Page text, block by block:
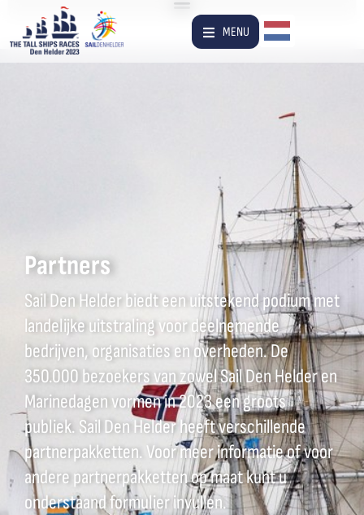
MENU
Partners
Sail Den Helder biedt een uitstekend podium met
landelijke uitstraling voor deelnemende
bedrijven, organisaties en overheden. De
350.000 bezoekers van zowel Sail Den Helder en
Marinedagen vormen in 2023 een groots
publiek. Sail Den Helder heeft verschillende
partnerpakketten. Voor meer informatie of voor
andere partnerpakketten op maat kunt u
onderstaand formulier invullen.